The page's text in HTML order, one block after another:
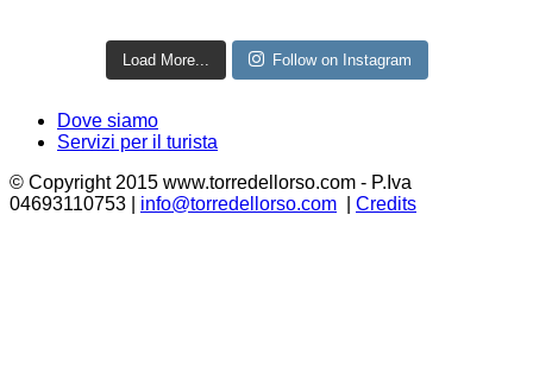
Load More... Follow on Instagram
Dove siamo
Servizi per il turista
© Copyright 2015 www.torredellorso.com - P.Iva
04693110753 | info@torredellorso.com Credits